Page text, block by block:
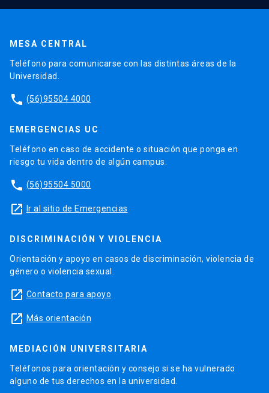
MESA CENTRAL
Teléfono para comunicarse con las distintas áreas de la
Universidad.
phone (56)95504 4000
EMERGENCIAS UC
Teléfono en caso de accidente o situación que ponga en
riesgo tu vida dentro de algún campus.
phone (56)95504 5000
launch Ir al sitio de Emergencias
DISCRIMINACIÓN Y VIOLENCIA
Orientación y apoyo en casos de discriminación, violencia de
género o violencia sexual.
launch Contacto para apoyo
launch Más orientación
MEDIACIÓN UNIVERSITARIA
Teléfonos para orientación y consejo si se ha vulnerado
alguno de tus derechos en la universidad.